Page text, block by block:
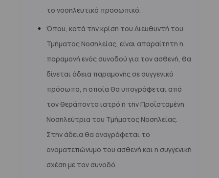
το νοσηλευτικό προσωπικό.
Όπου, κατά την κρίση του Διευθυντή του
Τμήματος Νοσηλείας, είναι απαραίτητη η
παραμονή ενός συνοδού για τον ασθενή, θα
δίνεται άδεια παραμονής σε συγγενικό
πρόσωπο, η οποία θα υπογράφεται από
τον θεράποντα ιατρό ή την Προϊσταμένη
Νοσηλεύτρια του Τμήματος Νοσηλείας.
Στην άδεια θα αναγράφεται το
ονοματεπώνυμο του ασθενή και η συγγενική
σχέση με τον συνοδό.